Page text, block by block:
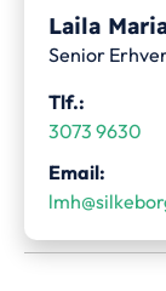
Laila
Senior
Tlf.:
3073 9630
Email: